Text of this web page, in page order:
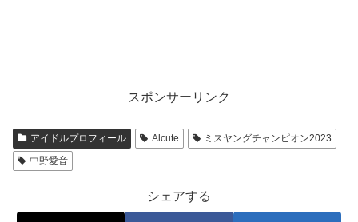
スポンサーリンク
アイドルプロフィール Alcute
ミスヤングチャンピオン2023
中野愛音
シェアする